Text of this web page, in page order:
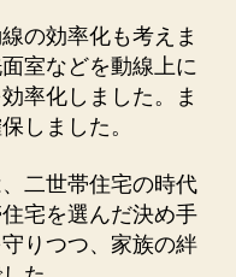
の効率化も考えま
室などを動線上に
率化しました。ま
しました。
二世帯住宅の時代
宅を選んだ決め手
りつつ、家族の絆